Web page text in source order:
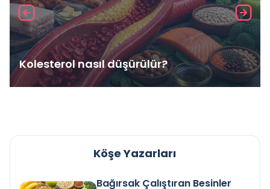
Kolesterol nasıl düşürülür?
Köşe Yazarları
Bağırsak Çalıştıran Besinler